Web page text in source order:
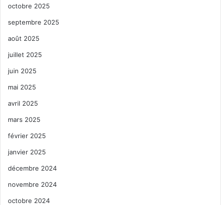
octobre 2025
septembre 2025
août 2025
juillet 2025
juin 2025
mai 2025
avril 2025
mars 2025
février 2025
janvier 2025
décembre 2024
novembre 2024
octobre 2024